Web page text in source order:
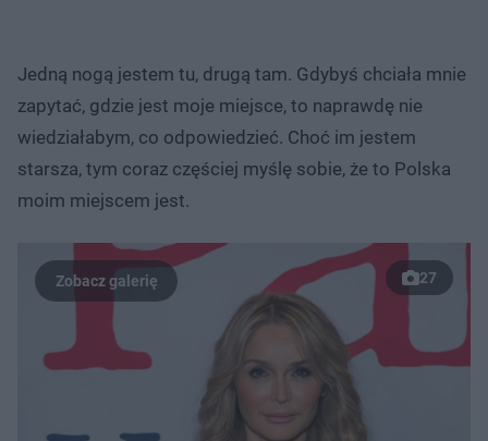
Jedną nogą jestem tu, drugą tam. Gdybyś chciała mnie
zapytać, gdzie jest moje miejsce, to naprawdę nie
wiedziałabym, co odpowiedzieć. Choć im jestem
starsza, tym coraz częściej myślę sobie, że to Polska
moim miejscem jest.
27